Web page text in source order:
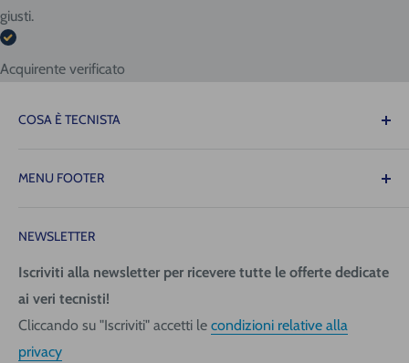
giusti.
Acquirente verificato
COSA È TECNISTA
attrezzature necessarie per il tuo lavoro saranno sempre
operare con precisione, fluidità e senza intoppi!
MENU FOOTER
Spedizione (costi e tempi)
Pagamenti
Richiedi fattura
Informativa Privacy
NEWSLETTER
Iscriviti alla newsletter per ricevere tutte le offerte dedicate
ai veri tecnisti!
Cliccando su "Iscriviti" accetti le condizioni relative alla
privacy